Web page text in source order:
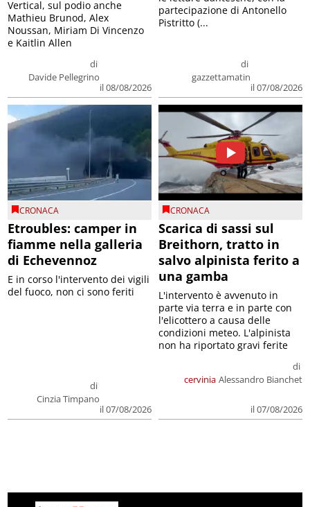
di
Davide Pellegrino
il 08/08/2026
Vertical, sul podio anche
Mathieu Brunod, Alex
Noussan, Miriam Di Vincenzo
e Kaitlin Allen
di
gazzettamatin
il 07/08/2026
partecipazione di Antonello
Pistritto (...
CRONACA
Etroubles: camper in
fiamme nella galleria
di Echevennoz
di
Cinzia Timpano
il 07/08/2026
E in corso l'intervento dei vigili
del fuoco, non ci sono feriti
CRONACA
Scarica di sassi sul
Breithorn, tratto in
salvo alpinista ferito a
una gamba
cervinia
di
Alessandro Bianchet
il 07/08/2026
L'intervento è avvenuto in
parte via terra e in parte con
l'elicottero a causa delle
condizioni meteo. L'alpinista
non ha riportato gravi ferite